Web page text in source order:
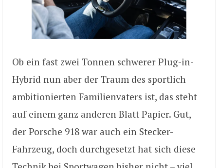
Ob ein fast zwei Tonnen schwerer Plug-in-
Hybrid nun aber der Traum des sportlich
ambitionierten Familienvaters ist, das steht
auf einem ganz anderen Blatt Papier. Gut,
der Porsche 918 war auch ein Stecker-
Fahrzeug, doch durchgesetzt hat sich diese